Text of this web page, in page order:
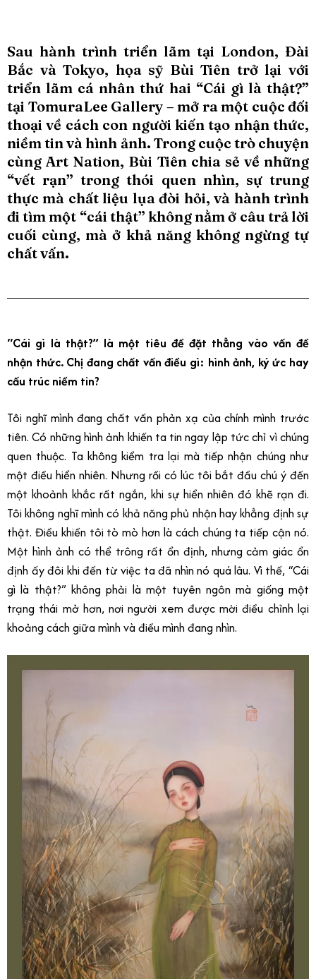
Sau hành trình triển lãm tại London, Đài
Bắc và Tokyo, họa sỹ Bùi Tiên trở lại với
triển lãm cá nhân thứ hai “Cái gì là thật?”
tại TomuraLee Gallery – mở ra một cuộc đối
thoại về cách con người kiến tạo nhận thức,
niềm tin và hình ảnh. Trong cuộc trò chuyện
cùng Art Nation, Bùi Tiên chia sẻ về những
“vết rạn” trong thói quen nhìn, sự trung
thực mà chất liệu lụa đòi hỏi, và hành trình
đi tìm một “cái thật” không nằm ở câu trả lời
cuối cùng, mà ở khả năng không ngừng tự
chất vấn.
“Cái gì là thật?” là một tiêu đề đặt thẳng vào vấn đề
nhận thức. Chị đang chất vấn điều gì: hình ảnh, ký ức hay
cấu trúc niềm tin?
Tôi nghĩ mình đang chất vấn phản xạ của chính mình trước
tiên. Có những hình ảnh khiến ta tin ngay lập tức chỉ vì chúng
quen thuộc. Ta không kiểm tra lại mà tiếp nhận chúng như
một điều hiển nhiên. Nhưng rồi có lúc tôi bắt đầu chú ý đến
một khoảnh khắc rất ngắn, khi sự hiển nhiên đó khẽ rạn đi.
Tôi không nghĩ mình có khả năng phủ nhận hay khẳng định sự
thật. Điều khiến tôi tò mò hơn là cách chúng ta tiếp cận nó.
Một hình ảnh có thể trông rất ổn định, nhưng cảm giác ổn
định ấy đôi khi đến từ việc ta đã nhìn nó quá lâu. Vì thế, “Cái
gì là thật?” không phải là một tuyên ngôn mà giống một
trạng thái mở hơn, nơi người xem được mời điều chỉnh lại
khoảng cách giữa mình và điều mình đang nhìn.